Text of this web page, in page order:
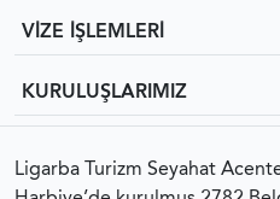
VİZE İŞLEMLERİ
KURULUŞLARIMIZ
Ligarba Turizm Seyahat